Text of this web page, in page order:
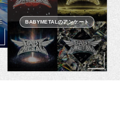
BABYMETALのアンケート